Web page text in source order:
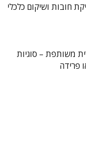
חובות ושיקום כלכלי
משותפת – סוגיות
פרידה